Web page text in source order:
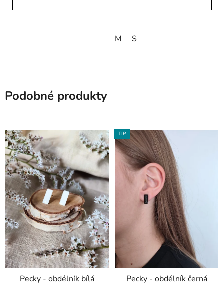
M S
Podobné produkty
Pecky - obdélník bílá
TIP
Pecky - obdélník černá